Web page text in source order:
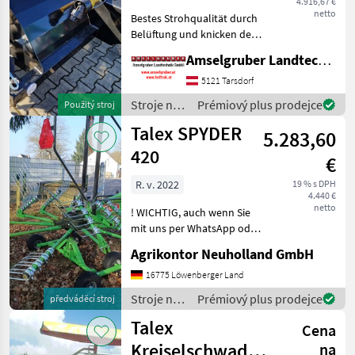
Použitý stroj
netto
Bestes Strohqualität durch
Belüftung und knicken der
schnellere Trocknung
Durch das Anheben des
Schwades wird das Stroh
automatisch entstaubt,
und S
Amselgruber Landtechnik GmbH
5121 Tarsdorf
Stroje na
zber
objemových
krmív /
Talex
Prémiový plus prodejce
předváděcí stroj
Talex SPYDER
420
5.283,60
€
19 % s DPH
4.440 €
netto
R. v. 2022
! WICHTIG, auch wenn Sie
mit uns per WhatsApp oder
daraufhin Maschinen
kaufen, bitte kontrollieren
Sie die Auftragsbestätigung,
Proforma und auch
Agrikontor Neuholland GmbH
16775 Löwenberger Land
Stroje na
zber
objemových
krmív /
Prémiový plus prodejce
Talex
Cena
na